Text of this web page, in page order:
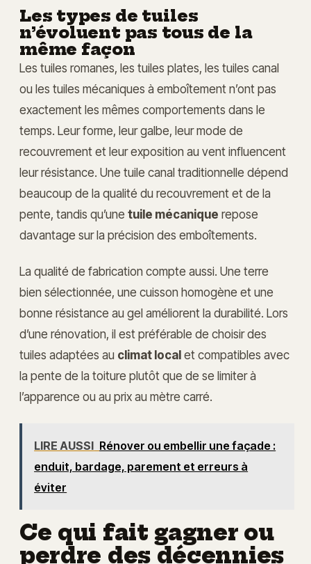
Les types de tuiles
n’évoluent pas tous de la
même façon
Les tuiles romanes, les tuiles plates, les tuiles canal
ou les tuiles mécaniques à emboîtement n’ont pas
exactement les mêmes comportements dans le
temps. Leur forme, leur galbe, leur mode de
recouvrement et leur exposition au vent influencent
leur résistance. Une tuile canal traditionnelle dépend
beaucoup de la qualité du recouvrement et de la
pente, tandis qu’une tuile mécanique repose
davantage sur la précision des emboîtements.
La qualité de fabrication compte aussi. Une terre
bien sélectionnée, une cuisson homogène et une
bonne résistance au gel améliorent la durabilité. Lors
d’une rénovation, il est préférable de choisir des
tuiles adaptées au climat localet compatibles avec
la pente de la toiture plutôt que de se limiter à
l’apparence ou au prix au mètre carré.
LIRE AUSSI Rénover ou embellir une façade :
enduit, bardage, parement et erreurs à
éviter
Ce qui fait gagner ou
perdre des décennies